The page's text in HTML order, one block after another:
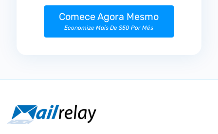
Comece Agora Mesmo
Economize Mais De $50 Por Mês